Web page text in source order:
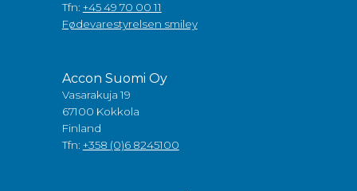
Tfn: +45 49 70 00 11
Fødevarestyrelsen smiley
Accon Suomi Oy
Vasarakuja 19
67100 Kokkola
Finland
Tfn: +358 (0)6 8245100